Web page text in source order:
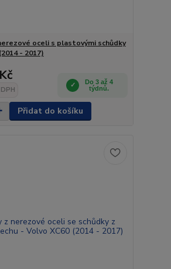
oceli s plastovými schůdky
- 2017)
Do 3 až 4
týdnů.
Přidat do košíku